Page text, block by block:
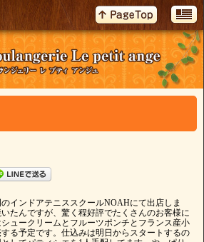
インドアテニススクールNOAHにて出店しま
たんですが、驚く程好評でたくさんのお客様に
ュークリームとフルーツポンチとフランス産小
る予定です。仕込みは明日からスタートするの